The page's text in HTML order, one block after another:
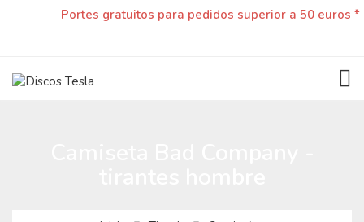
Portes gratuitos para pedidos superior a 50 euros *